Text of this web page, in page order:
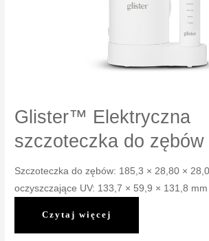
Glister™ Elektryczna
szczoteczka do zębów
Szczoteczka do zębów: 185,3 × 28,80 ×
oczyszczające UV: 133,7 × 59,9 × 131,8 mm
Glister™
Czytaj więcej